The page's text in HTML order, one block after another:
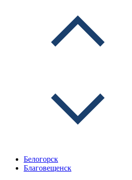
Белогорск
Благовещенск